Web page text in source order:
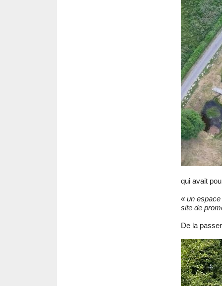
qui avait
« un
site de
De la